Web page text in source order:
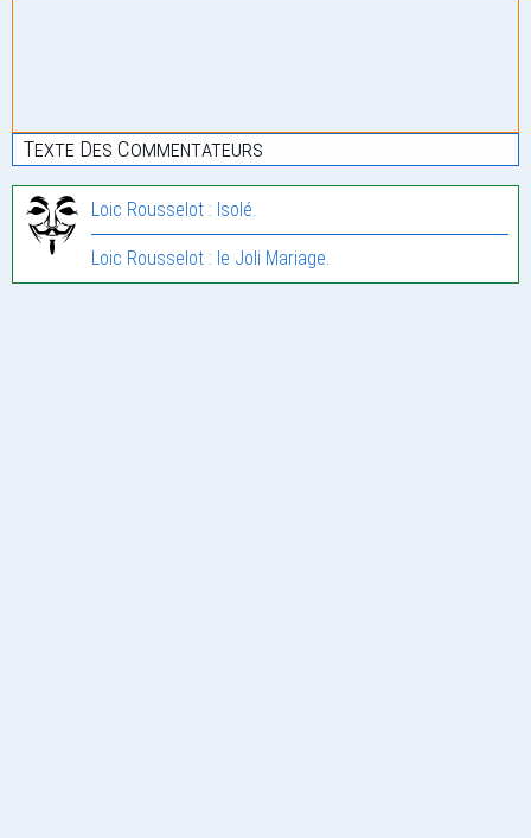
Texte Des Commentateurs
Loic Rousselot : Isolé.
Loic Rousselot : le Joli Mariage.